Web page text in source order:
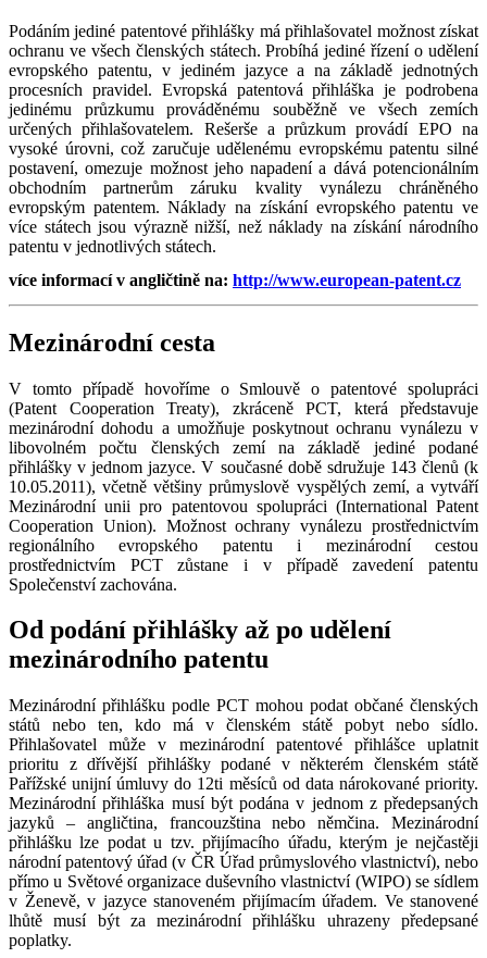
Podáním jediné patentové přihlášky má přihlašovatel možnost získat
ochranu ve všech členských státech. Probíhá jediné řízení o udělení
evropského patentu, v jediném jazyce a na základě jednotných
procesních pravidel. Evropská patentová přihláška je podrobena
jedinému průzkumu prováděnému souběžně ve všech zemích
určených přihlašovatelem. Rešerše a průzkum provádí EPO na
vysoké úrovni, což zaručuje udělenému evropskému patentu silné
postavení, omezuje možnost jeho napadení a dává potencionálním
obchodním partnerům záruku kvality vynálezu chráněného
evropským patentem. Náklady na získání evropského patentu ve
více státech jsou výrazně nižší, než náklady na získání národního
patentu v jednotlivých státech.
více informací v angličtině na: http://www.european-patent.cz
Mezinárodní cesta
V tomto případě hovoříme o Smlouvě o patentové spolupráci
(Patent Cooperation Treaty), zkráceně PCT, která představuje
mezinárodní dohodu a umožňuje poskytnout ochranu vynálezu v
libovolném počtu členských zemí na základě jediné podané
přihlášky v jednom jazyce. V současné době sdružuje 143 členů (k
10.05.2011), včetně většiny průmyslově vyspělých zemí, a vytváří
Mezinárodní unii pro patentovou spolupráci (International Patent
Cooperation Union). Možnost ochrany vynálezu prostřednictvím
regionálního evropského patentu i mezinárodní cestou
prostřednictvím PCT zůstane i v případě zavedení patentu
Společenství zachována.
Od podání přihlášky až po udělení
mezinárodního patentu
Mezinárodní přihlášku podle PCT mohou podat občané členských
států nebo ten, kdo má v členském státě pobyt nebo sídlo.
Přihlašovatel může v mezinárodní patentové přihlášce uplatnit
prioritu z dřívější přihlášky podané v některém členském státě
Pařížské unijní úmluvy do 12ti měsíců od data nárokované priority.
Mezinárodní přihláška musí být podána v jednom z předepsaných
jazyků – angličtina, francouzština nebo němčina. Mezinárodní
přihlášku lze podat u tzv. přijímacího úřadu, kterým je nejčastěji
národní patentový úřad (v ČR Úřad průmyslového vlastnictví), nebo
přímo u Světové organizace duševního vlastnictví (WIPO) se sídlem
v Ženevě, v jazyce stanoveném přijímacím úřadem. Ve stanovené
lhůtě musí být za mezinárodní přihlášku uhrazeny předepsané
poplatky.